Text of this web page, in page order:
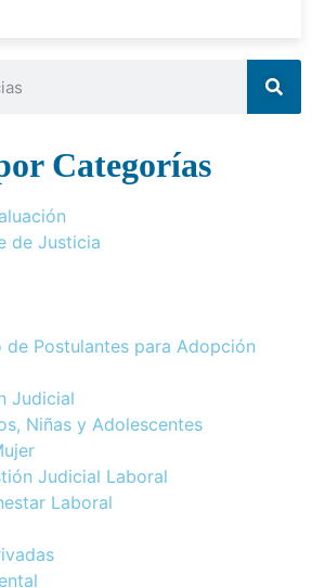
Categorías
de Justicia
de Postulantes para Adopción
Judicial
Niñas y Adolescentes
Judicial Laboral
Laboral